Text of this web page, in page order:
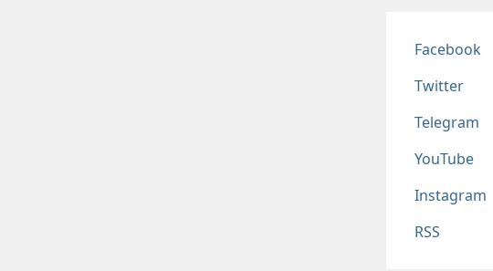
Соц сети
Facebook
Twitter
Telegram
YouTube
Instagram
RSS